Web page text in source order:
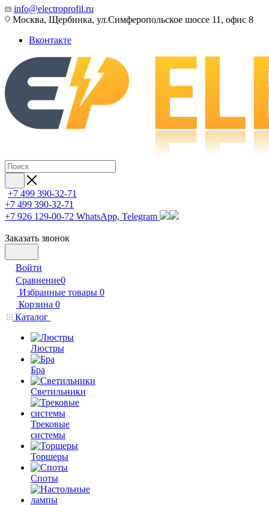
info@electroprofil.ru
Москва, Щербинка, ул.Симферопольское шоссе 11, офис 8
Вконтакте
+7 499 390-32-71
+7 499 390-32-71
+7 926 129-00-72 WhatsApp, Telegram
Заказать звонок
Войти
Сравнение0
Избранные товары 0
Корзина 0
Каталог
Люстры
Бра
Светильники
Трековые
системы
Торшеры
Споты